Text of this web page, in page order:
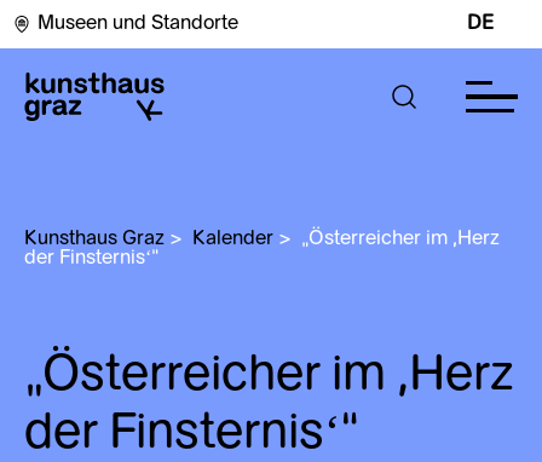
Museen und Standorte DE
Kunsthaus Graz > Kalender > „Österreicher im ,Herz
der Finsternisʻ“
„Österreicher im ,Herz
der Finsternisʻ“